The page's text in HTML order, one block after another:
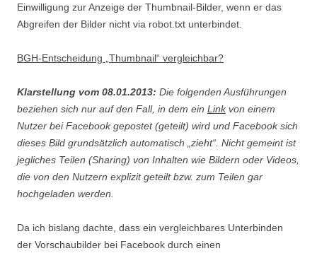
Einwilligung zur Anzeige der Thumbnail-Bilder, wenn er das
Abgreifen der Bilder nicht via robot.txt unterbindet.
BGH-Entscheidung „Thumbnail“ vergleichbar?
Klarstellung vom 08.01.2013: Die folgenden Ausführungen
beziehen sich nur auf den Fall, in dem ein Linkvon einem
Nutzer bei Facebook gepostet (geteilt) wird und Facebook sich
dieses Bild grundsätzlich automatisch „zieht“. Nicht gemeint ist
jegliches Teilen (Sharing) von Inhalten wie Bildern oder Videos,
die von den Nutzern explizit geteilt bzw. zum Teilen gar
hochgeladen werden.
Da ich bislang dachte, dass ein vergleichbares Unterbinden
der Vorschaubilder bei Facebook durch einen